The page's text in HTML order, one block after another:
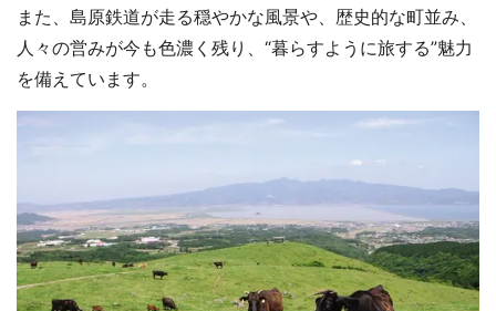
また、島原鉄道が走る穏やかな風景や、歴史的な町並み、
人々の営みが今も色濃く残り、“暮らすように旅する”魅力
を備えています。